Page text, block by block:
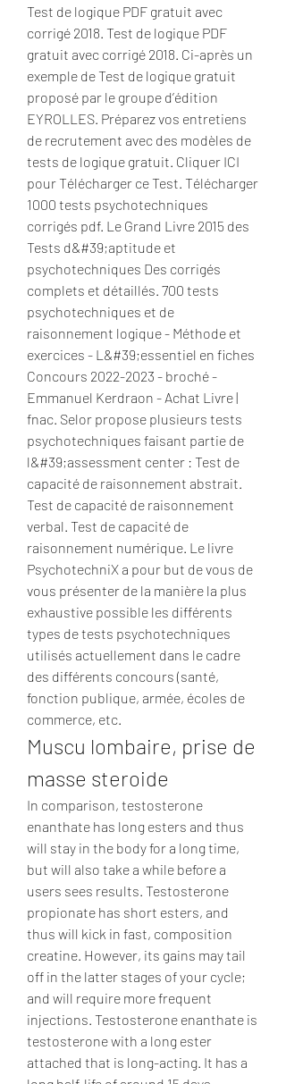
Test de logique PDF gratuit avec
corrigé 2018. Test de logique PDF
gratuit avec corrigé 2018. Ci-après un
exemple de Test de logique gratuit
proposé par le groupe d’édition
EYROLLES. Préparez vos entretiens
de recrutement avec des modèles de
tests de logique gratuit. Cliquer ICI
pour Télécharger ce Test. Télécharger
1000 tests psychotechniques
corrigés pdf. Le Grand Livre 2015 des
Tests d&#39;aptitude et
psychotechniques Des corrigés
complets et détaillés. 700 tests
psychotechniques et de
raisonnement logique - Méthode et
exercices - L&#39;essentiel en fiches
Concours 2022-2023 - broché -
Emmanuel Kerdraon - Achat Livre |
fnac. Selor propose plusieurs tests
psychotechniques faisant partie de
l&#39;assessment center : Test de
capacité de raisonnement abstrait.
Test de capacité de raisonnement
verbal. Test de capacité de
raisonnement numérique. Le livre
PsychotechniX a pour but de vous de
vous présenter de la manière la plus
exhaustive possible les différents
types de tests psychotechniques
utilisés actuellement dans le cadre
des différents concours (santé,
fonction publique, armée, écoles de
commerce, etc.
Muscu lombaire, prise de
masse steroide
In comparison, testosterone
enanthate has long esters and thus
will stay in the body for a long time,
but will also take a while before a
users sees results. Testosterone
propionate has short esters, and
thus will kick in fast, composition
creatine. However, its gains may tail
off in the latter stages of your cycle;
and will require more frequent
injections. Testosterone enanthate is
testosterone with a long ester
attached that is long-acting. It has a